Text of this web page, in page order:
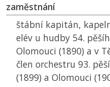
zaměstnání
štábní kapitán,
elév u hudby 54.
Olomouci (1890) a v
člen orchestru 93.
(1899) a Olomouci